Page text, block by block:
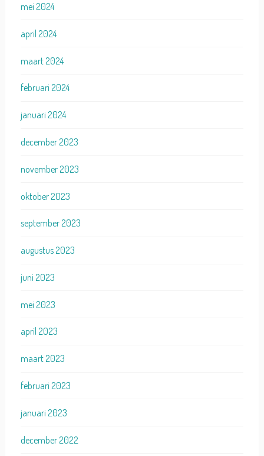
mei 2024
april 2024
maart 2024
februari 2024
januari 2024
december 2023
november 2023
oktober 2023
september 2023
augustus 2023
juni 2023
mei 2023
april 2023
maart 2023
februari 2023
januari 2023
december 2022